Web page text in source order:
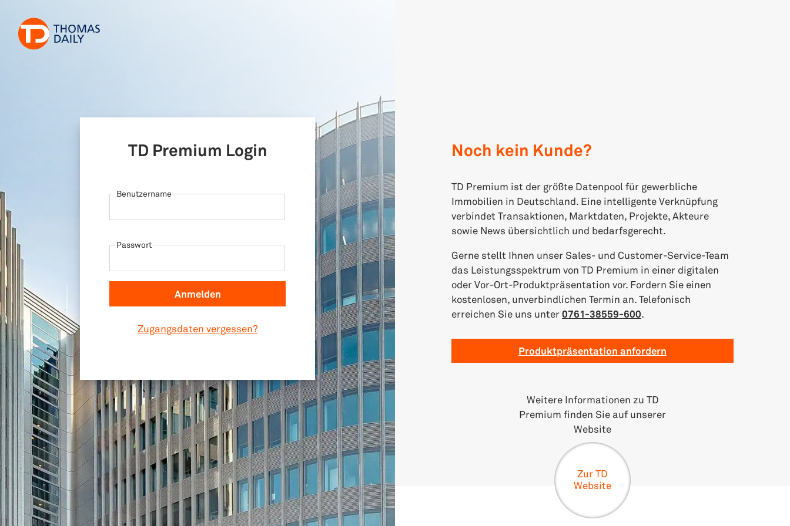
TD Premium Login
Benutzername
Passwort
Zugangsdaten vergessen?
Noch kein Kunde?
TD Premium ist der größte Datenpool für gewerbliche
Immobilien in Deutschland. Eine intelligente Verknüpfung
verbindet Transaktionen, Marktdaten, Projekte, Akteure
sowie News übersichtlich und bedarfsgerecht.
Gerne stellt Ihnen unser Sales- und Customer-Service-Team
das Leistungsspektrum von TD Premium in einer digitalen
oder Vor-Ort-Produktpräsentation vor. Fordern Sie einen
kostenlosen, unverbindlichen Termin an. Telefonisch
erreichen Sie uns unter0761-38559-600.
Produktpräsentation anfordern
Weitere Informationen zu TD
Premium finden Sie auf unserer
Website
Zur TD
Website